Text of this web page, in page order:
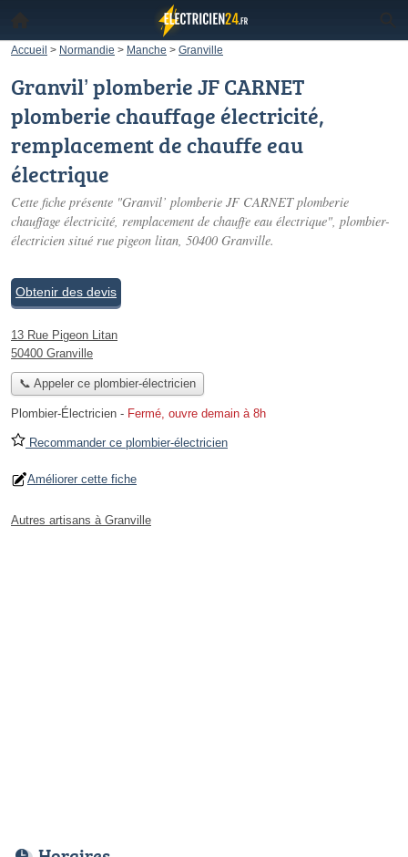
Accueil > Normandie > Manche > Granville
Granvil’ plomberie JF CARNET
plomberie chauffage électricité,
remplacement de chauffe eau
électrique
Cette fiche présente "Granvil’ plomberie JF CARNET plomberie
chauffage électricité, remplacement de chauffe eau électrique", plombier-
électricien situé rue pigeon litan, 50400 Granville.
Obtenir des devis
13 Rue Pigeon Litan
50400 Granville
📞 Appeler ce plombier-électricien
Plombier-Électricien - Fermé, ouvre demain à 8h
Recommander ce plombier-électricien
Améliorer cette fiche
Autres artisans à Granville